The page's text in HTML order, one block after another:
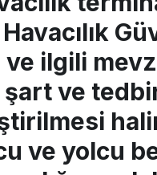
ve ilgili
ve
ve yolcu